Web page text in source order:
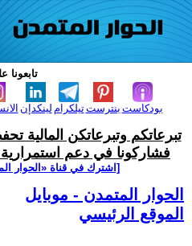
تابعونا
لينكدإن تيلكرامبنترست بودكاست
تبرعاتكم وتبرعاتكن المالية
فشاركونا في دعم استمرارية
[اشترك في قناة ‫«الحوار
الحوار المتمدن - موبايل
الموقع الرئيسي